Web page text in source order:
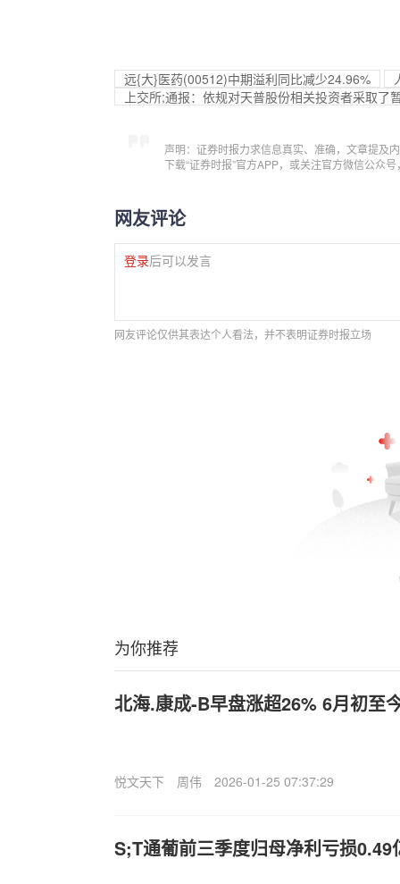
远{大}医药(00512)中期溢利同比减少24.96%
上交所;通报：依规对天普股份相关投资者采取了
声明：证券时报力求信息真实、准确，文章提及
下载“证券时报”官方APP，或关注官方微信公众
网友评论
登录后可以发言
网友评论仅供其表达个人看法，并不表明证券时报立场
为你推荐
北海.康成-B早盘涨超26% 6月初至
悦文天下 周伟 2026-01-25 07:37:29
S;T通葡前三季度归母净利亏损0.49